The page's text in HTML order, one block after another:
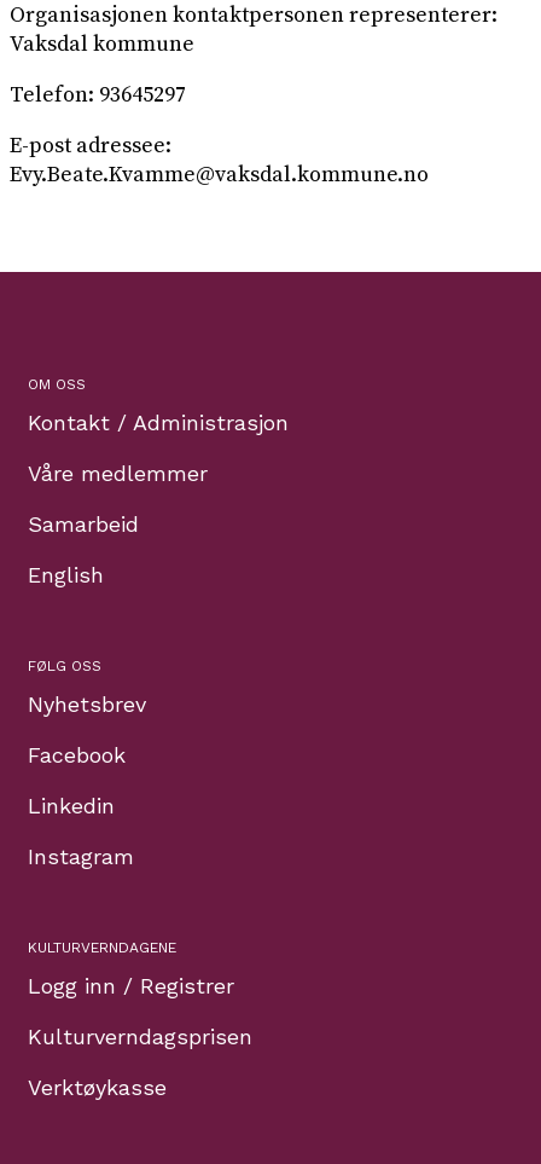
Organisasjonen kontaktpersonen representerer:
Vaksdal kommune
Telefon: 93645297
E-post adressee:
Evy.Beate.Kvamme@vaksdal.kommune.no
OM OSS
Kontakt / Administrasjon
Våre medlemmer
Samarbeid
English
FØLG OSS
Nyhetsbrev
Facebook
Linkedin
Instagram
KULTURVERNDAGENE
Logg inn / Registrer
Kulturverndagsprisen
Verktøykasse